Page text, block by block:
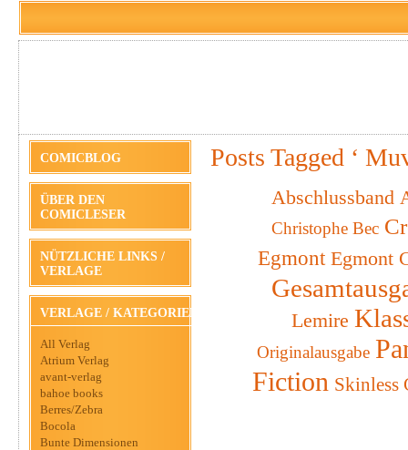
COMICBLOG
ÜBER DEN
COMICLESER
NÜTZLICHE LINKS /
VERLAGE
VERLAGE / KATEGORIEN
All Verlag
Atrium Verlag
avant-verlag
bahoe books
Berres/Zebra
Bocola
Bunte Dimensionen
Posts Tagged ‘
Abschlussband
Christophe Bec
Egmont Egmont
Lemire
Originalausgabe
Fiction Skinless